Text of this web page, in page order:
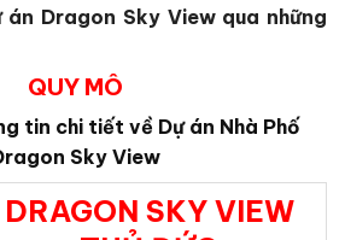
Dragon Sky View qua những
QUY MÔ
tin chi tiết về Dự án Nhà Phố
Sky View
DRAGON SKY VIEW